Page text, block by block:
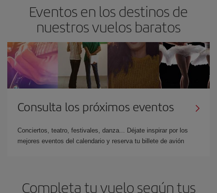
Eventos en los destinos de
nuestros vuelos baratos
Consulta los próximos eventos
Conciertos, teatro, festivales, danza... Déjate inspirar por los
mejores eventos del calendario y reserva tu billete de avión
Completa tu vuelo según tus